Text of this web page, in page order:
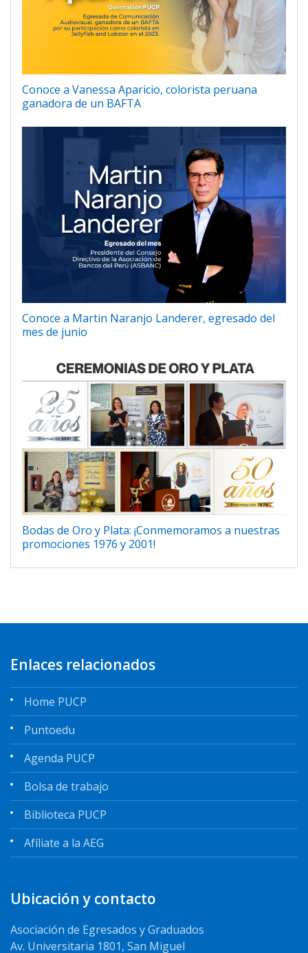
Conoce a Vanessa Aparicio, colorista peruana
ganadora de un BAFTA
Conoce a Martin Naranjo Landerer, egresado del
mes de junio
Bodas de Oro y Plata: ¡Conmemoramos a nuestras
promociones 1976 y 2001!
Enlaces relacionados
Home PUCP
Puntoedu
Agenda PUCP
Bolsa de trabajo
Biblioteca PUCP
Afíliate a la AEG
Ubicación y contacto
Asociación de Egresados y Graduados
Av. Universitaria 1801, San Miguel